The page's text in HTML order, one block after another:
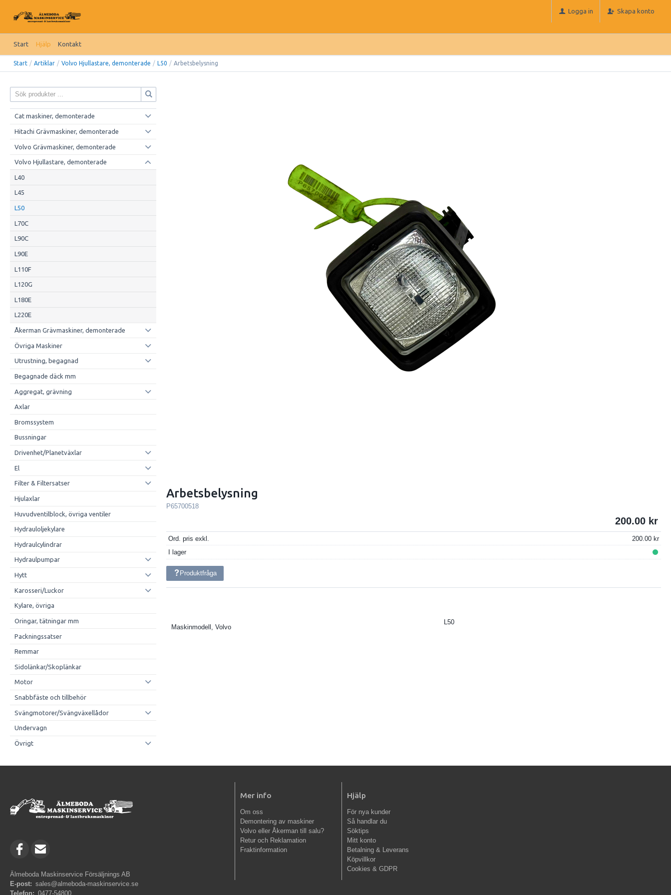
Logga in Skapa konto
Start Hjälp Kontakt
Start / Artiklar / Volvo Hjullastare, demonterade / L50 / Arbetsbelysning
Cat maskiner, demonterade
Hitachi Grävmaskiner, demonterade
Volvo Grävmaskiner, demonterade
Volvo Hjullastare, demonterade
L40
L45
L50
L70C
L90C
L90E
L110F
L120G
L180E
L220E
Åkerman Grävmaskiner, demonterade
Övriga Maskiner
Utrustning, begagnad
Begagnade däck mm
Aggregat, grävning
Axlar
Bromssystem
Bussningar
Drivenhet/Planetväxlar
El
Filter & Filtersatser
Hjulaxlar
Huvudventilblock, övriga ventiler
Hydrauloljekylare
Hydraulcylindrar
Hydraulpumpar
Hytt
Karosseri/Luckor
Kylare, övriga
Oringar, tätningar mm
Packningssatser
Remmar
Sidolänkar/Skoplänkar
Motor
Snabbfäste och tillbehör
Svängmotorer/Svängväxellådor
Undervagn
Övrigt
Arbetsbelysning
P65700518
200.00
Ord. pris exkl.
200.00
I lager
Produktfråga
Maskinmodell, Volvo
L50
Älmeboda Maskinservice Försäljnings AB
E-post: sales@almeboda-maskinservice.se
Telefon: 0477-54800
Mer info
Om oss
Demontering av maskiner
Volvo eller Åkerman till salu?
Retur och Reklamation
Fraktinformation
Hjälp
För nya kunder
Så handlar du
Söktips
Mitt konto
Betalning & Leverans
Köpvillkor
Cookies & GDPR